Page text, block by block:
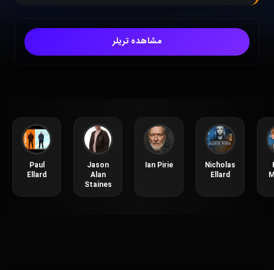
مشاهده تریلر
Paul
Ellard
Jason
Alan
Staines
Ian Pirie
Nicholas
Ellard